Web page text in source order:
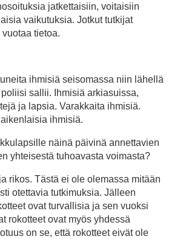
jatkettaisiin, voitaisiin
vaikutuksia. Jotkut tutkijat
tietoa.
ihmisiä seisomassa niin lähellä
sallii. Ihmisiä arkiasuissa,
ja lapsia. Varakkaita ihmisiä.
ihmisiä.
näinä päivinä annettavien
yhteisestä tuhoavasta voimasta?
rikos. Tästä ei ole olemassa mitään
otettavia tutkimuksia. Jälleen
ovat turvallisia ja sen vuoksi
rokotteet ovat myös yhdessä
on se, että rokotteet eivät ole